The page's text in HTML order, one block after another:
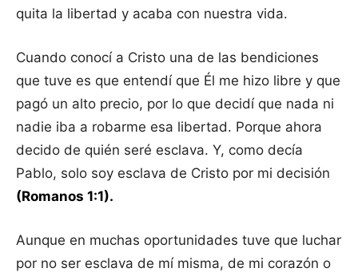
quita la libertad y acaba con nuestra vida.
Cuando conocí a Cristo una de las bendiciones
que tuve es que entendí que Él me hizo libre y que
pagó un alto precio, por lo que decidí que nada ni
nadie iba a robarme esa libertad. Porque ahora
decido de quién seré esclava. Y, como decía
Pablo, solo soy esclava de Cristo por mi decisión
(Romanos 1:1).
Aunque en muchas oportunidades tuve que luchar
por no ser esclava de mí misma, de mi corazón o